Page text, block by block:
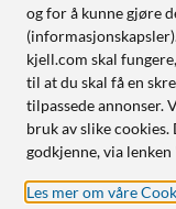
og for å kunne gjøre
kjell.com skal
til at du skal få en
tilpassede annonser.
bruk av slike cookies.
godkjenne, via
Les mer om våre